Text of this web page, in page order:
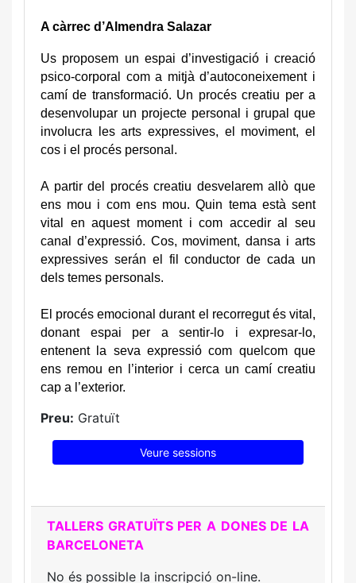
A càrrec d’Almendra Salazar
Us proposem un espai d’investigació i creació
psico-corporal com a mitjà d’autoconeixement i
camí de transformació. Un procés creatiu per a
desenvolupar un projecte personal i grupal que
involucra les arts expressives, el moviment, el
cos i el procés personal.
A partir del procés creatiu desvelarem allò que
ens mou i com ens mou. Quin tema està sent
vital en aquest moment i com accedir al seu
canal d’expressió. Cos, moviment, dansa i arts
expressives serán el fil conductor de cada un
dels temes personals.
El procés emocional durant el recorregut és vital,
donant espai per a sentir-lo i expresar-lo,
entenent la seva expressió com quelcom que
ens remou en l’interior i cerca un camí creatiu
cap a l’exterior.
Preu: Gratuït
Veure sessions
TALLERS GRATUÏTS PER A DONES DE LA
BARCELONETA
No és possible la inscripció on-line.